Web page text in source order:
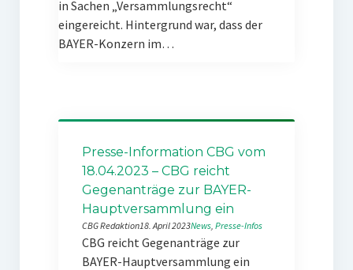
in Sachen „Versammlungsrecht“
eingereicht. Hintergrund war, dass der
BAYER-Konzern im…
Presse-Information CBG vom
18.04.2023 – CBG reicht
Gegenanträge zur BAYER-
Hauptversammlung ein
CBG Redaktion18. April 2023News, Presse-Infos
CBG reicht Gegenanträge zur
BAYER-Hauptversammlung ein